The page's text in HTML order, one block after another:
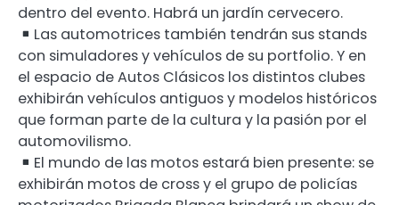
dentro del evento. Habrá un jardín cervecero.
Las automotrices también tendrán sus stands
con simuladores y vehículos de su portfolio. Y en
el espacio de Autos Clásicos los distintos clubes
exhibirán vehículos antiguos y modelos históricos
que forman parte de la cultura y la pasión por el
automovilismo.
El mundo de las motos estará bien presente: se
exhibirán motos de cross y el grupo de policías